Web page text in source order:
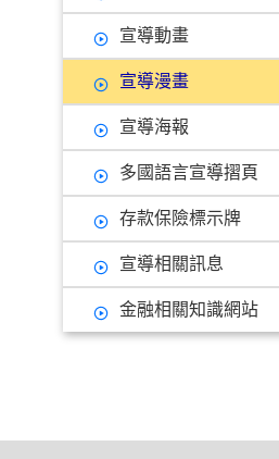
宣導動畫
宣導漫畫
宣導海報
多國語言宣導摺頁
存款保險標示牌
宣導相關訊息
金融相關知識網站